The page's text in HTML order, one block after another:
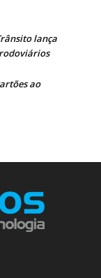
lança
ao